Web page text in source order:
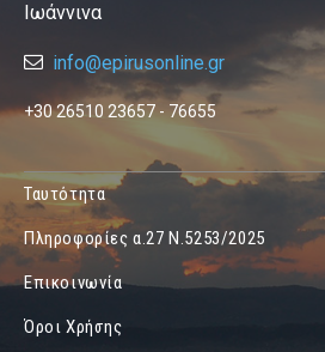
Ιωάννινα
info@epirusonline.gr
+30 26510 23657 - 76655
Ταυτότητα
Πληροφορίες α.27 Ν.5253/2025
Επικοινωνία
Όροι Χρήσης